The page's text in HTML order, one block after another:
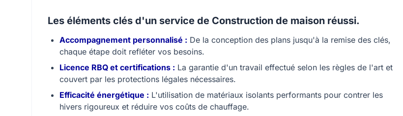
Les éléments clés d'un service de Construction de maison réussi.
Accompagnement personnalisé : De la conception des plans jusqu'à la remise des clés,
chaque étape doit refléter vos besoins.
Licence RBQ et certifications : La garantie d'un travail effectué selon les règles de l'art et
couvert par les protections légales nécessaires.
Efficacité énergétique : L'utilisation de matériaux isolants performants pour contrer les
hivers rigoureux et réduire vos coûts de chauffage.